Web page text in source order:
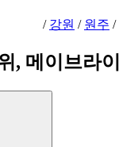
/ 강원 / 원주 /
, 메이브라